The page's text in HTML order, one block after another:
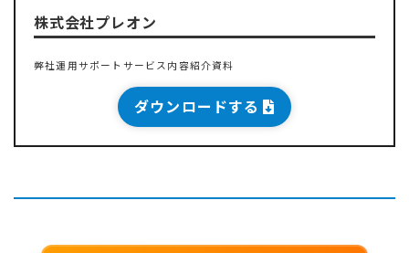
株式会社プレオン
弊社運用サポートサービス内容紹介資料
ダウンロードする